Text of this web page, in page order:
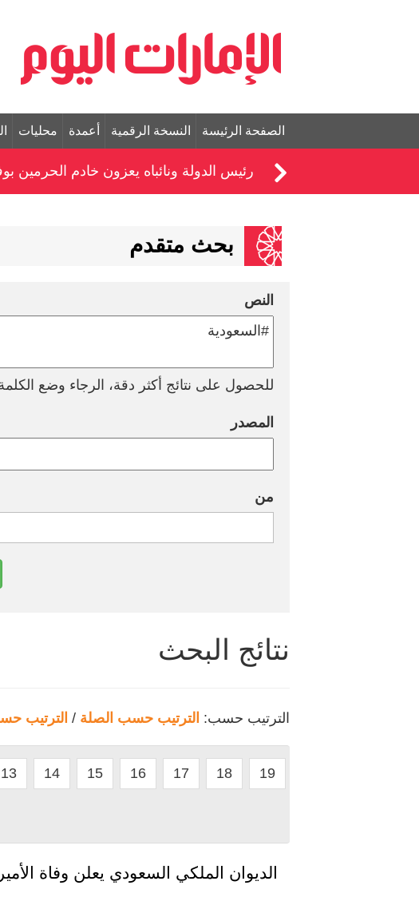
الصفحة الرئيسة النسخة الرقمية أعمدة محليات
رئيس الدولة ونائباه يعزون خادم الحرمين
بحث متقدم
النص
للحصول على نتائج أكثر دقة، الرجاء وضع
المصدر
من
نتائج البحث
الترتيب حسب: الترتيب حسب الصلة / الترتيب
13 14 15 16 17 18 19
الديوان الملكي السعودي يعلن وفاة